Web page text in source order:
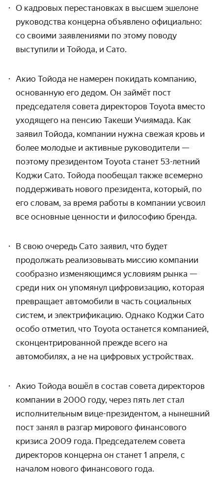
О кадровых перестановках в высшем эшелоне
руководства концерна объявлено официально:
со своими заявлениями по этому поводу
выступили и Тойода, и Сато.
Акио Тойода не намерен покидать компанию,
основанную его дедом. Он займёт пост
председателя совета директоров Toyota вместо
уходящего на пенсию Такеши Учиямада. Как
заявил Тойода, компании нужна свежая кровь и
более молодые и активные руководители —
поэтому президентом Toyota станет 53-летний
Коджи Сато. Тойода пообещал также всемерно
поддерживать нового президента, который, по
его словам, за время работы в компании усвоил
все основные ценности и философию бренда.
В свою очередь Сато заявил, что будет
продолжать реализовывать миссию компании
сообразно изменяющимся условиям рынка —
среди них он упомянул цифровизацию, которая
превращает автомобили в часть социальных
систем, и электрификацию. Однако Коджи Сато
особо отметил, что Toyota останется компанией,
сконцентрированной прежде всего на
автомобилях, а не на цифровых устройствах.
Акио Тойода вошёл в состав совета директоров
компании в 2000 году, через пять лет стал
исполнительным вице-президентом, а нынешний
пост занял в разгар мирового финансового
кризиса 2009 года. Председателем совета
директоров концерна он станет 1 апреля, с
началом нового финансового года.